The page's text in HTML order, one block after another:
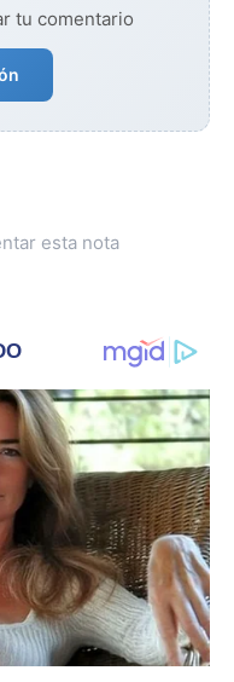
tu comentario
esta nota